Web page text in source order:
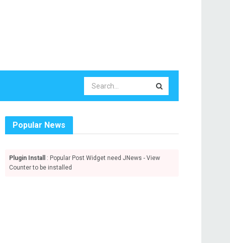
Popular News
Plugin Install
: Popular Post Widget need JNews - View
Counter to be installed